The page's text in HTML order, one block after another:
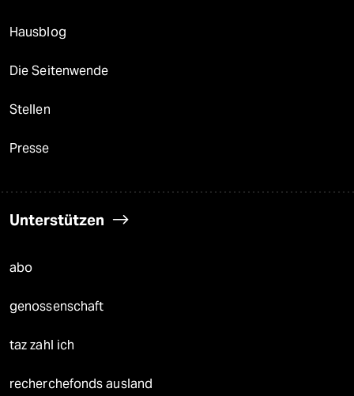
Hausblog
Die Seitenwende
Stellen
Presse
Unterstützen
abo
genossenschaft
taz zahl ich
recherchefonds ausland